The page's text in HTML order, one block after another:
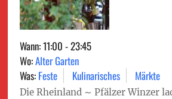
Wann: 11:00 - 23:45
Wo:Alter Garten
Was: Feste Kulinarisches Märkte
Die Rheinland ∼ Pfälzer Winzer